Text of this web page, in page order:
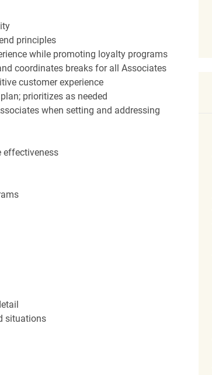
principles
while promoting loyalty programs
coordinates breaks for all Associates
customer experience
prioritizes as needed
when setting and addressing
effectiveness
situations